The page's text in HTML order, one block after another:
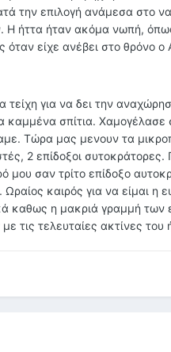
την επιλογή ανάμεσα στο
Η ήττα ήταν ακόμα νωπή,
είχε ανέβει στο θρόνο ο
για να δει την
καμμένα σπίτια.
Τώρα μας μενουν τα
2 επίδοξοι
μου σαν τρίτο επίδοξο
καιρός για να είμαι η
καθως η μακριά γραμμή των
τις τελευταίες ακτίνες